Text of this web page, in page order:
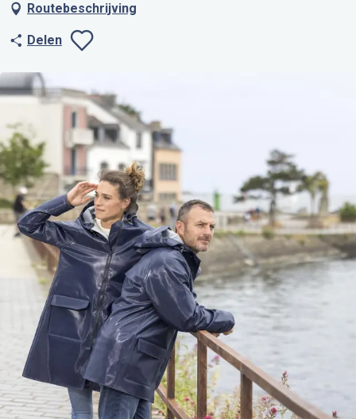
Routebeschrijving
Delen